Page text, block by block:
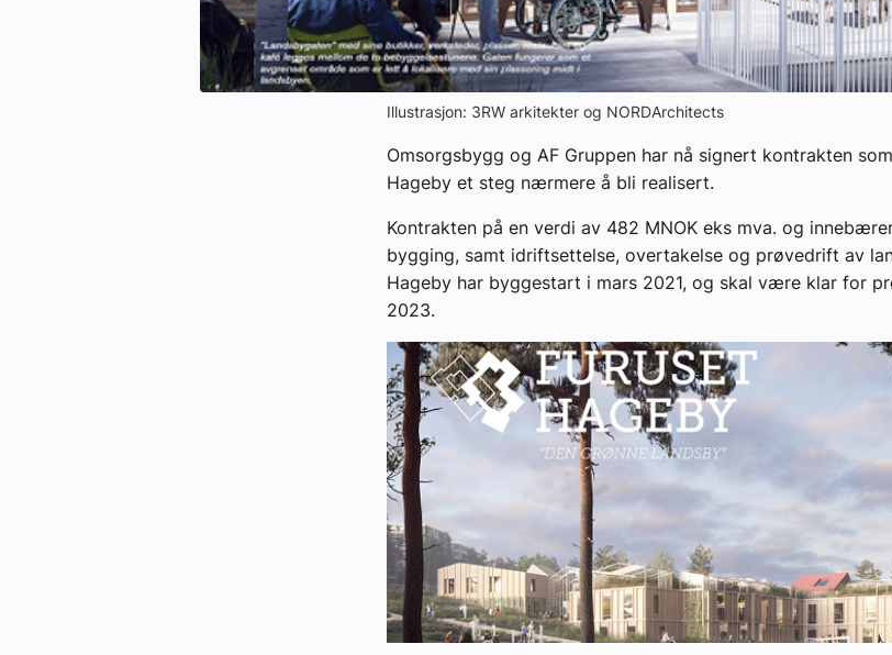
Nyheter
Aktuelle prosjekterIllustrasjon: 3RW arkitekter og NORDArchitects
Omsorgsbygg og AF Gruppen har nå signert kontrakten
Hageby et steg nærmere å bli realisert.
Kontrakten på en verdi av 482 MNOK eks mva. og
bygging, samt idriftsettelse, overtakelse og prøvedrift av
Hageby har byggestart i mars 2021, og skal være klar for
2023.